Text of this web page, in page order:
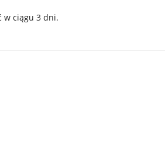
w ciągu 3 dni.